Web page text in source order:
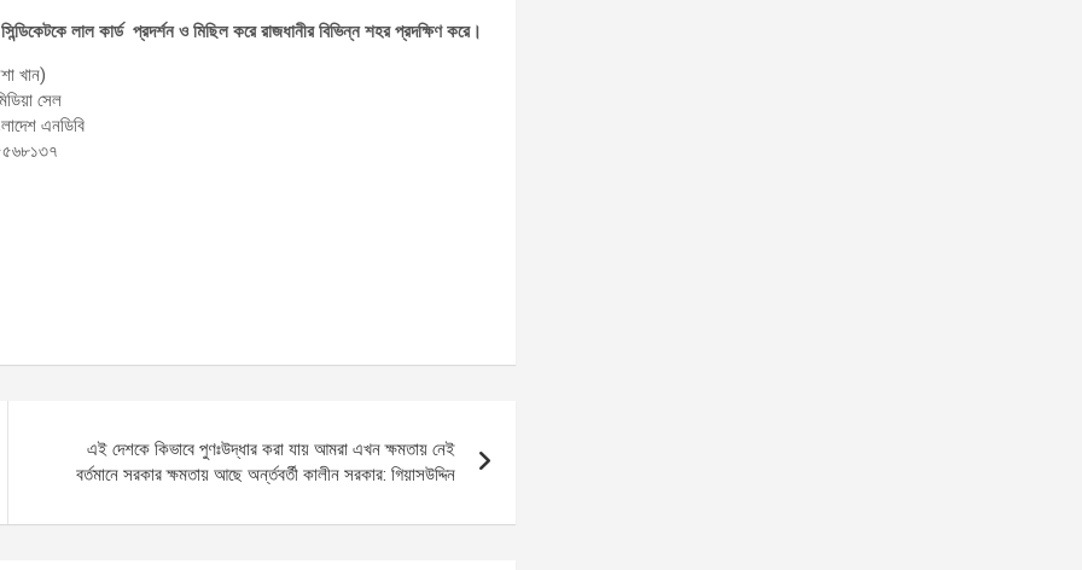
লাল কার্ড প্রদর্শন ও মিছিল করে রাজধানীর বিভিন্ন শহর প্রদক্ষিণ করে।
খান)
সেল
এনডিবি
এই দেশকে কিভাবে পুণঃউদ্ধার করা যায় আমরা এখন ক্ষমতায় নেই
বর্তমানে সরকার ক্ষমতায় আছে অর্ন্তবর্তী কালীন সরকার: গিয়াসউদ্দিন